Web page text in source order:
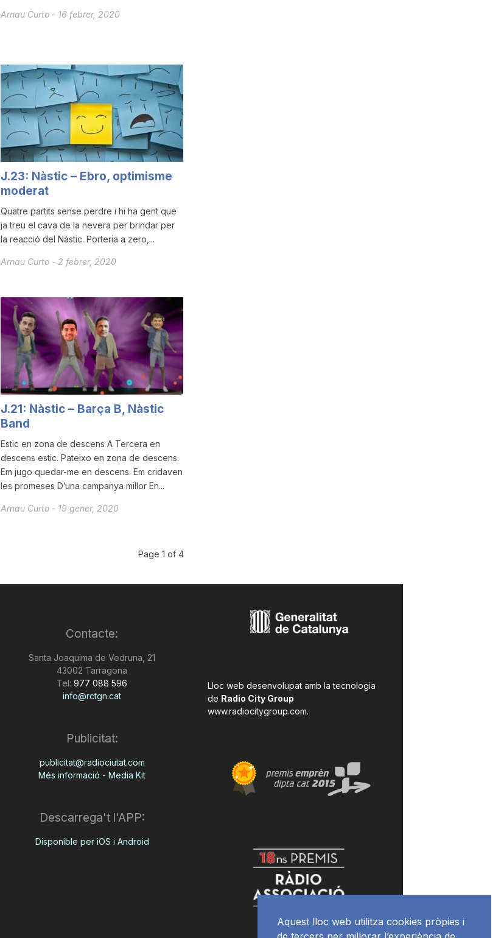
Arnau Curto - 16 febrer, 2020
J.23: Nàstic – Ebro, optimisme
moderat
Quatre partits sense perdre i hi ha gent que
ja treu el cava de la nevera per brindar per
la reacció del Nàstic. Porteria a zero,...
Arnau Curto - 2 febrer, 2020
J.21: Nàstic – Barça B, Nàstic
Band
Estic en zona de descens A Tercera en
descens estic. Pateixo en zona de descens.
Em jugo quedar-me en descens. Em cridaven
les promeses D’una campanya millor En...
Arnau Curto - 19 gener, 2020
Page 1 of 4
Contacte:
Santa Joaquima de Vedruna, 21
43002 Tarragona
Tel: 977 088 596
info@rctgn.cat
Publicitat:
publicitat@radiociutat.com
Més informació - Media Kit
Descarrega't l'APP:
Disponible per iOS i Android
Lloc web desenvolupat amb la tecnologia
de Radio City Group
www.radiocitygroup.com.
Aquest lloc web utilitza cookies pròpies i